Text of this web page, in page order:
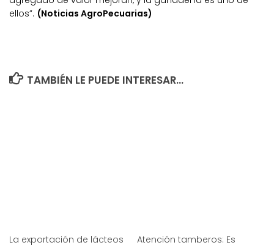
ellos”. (Noticias AgroPecuarias)
TAMBIÉN LE PUEDE INTERESAR...
La exportación de lácteos
Atención tamberos: Es